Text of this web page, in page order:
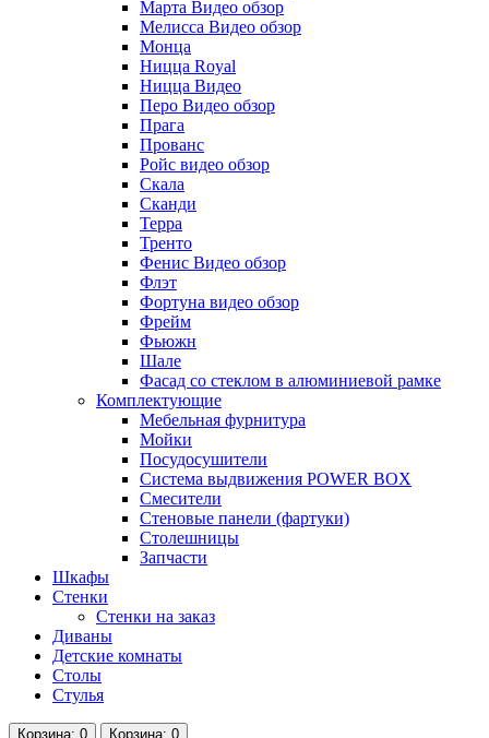
Марта Видео обзор
Мелисса Видео обзор
Монца
Ницца Royal
Ницца Видео
Перо Видео обзор
Прага
Прованс
Ройс видео обзор
Скала
Сканди
Терра
Тренто
Фенис Видео обзор
Флэт
Фортуна видео обзор
Фрейм
Фьюжн
Шале
Фасад со стеклом в алюминиевой рамке
Комплектующие
Мебельная фурнитура
Мойки
Посудосушители
Система выдвижения POWER BOX
Смесители
Стеновые панели (фартуки)
Столешницы
Запчасти
Шкафы
Стенки
Стенки на заказ
Диваны
Детские комнаты
Столы
Стулья
Корзина: 0 Корзина: 0